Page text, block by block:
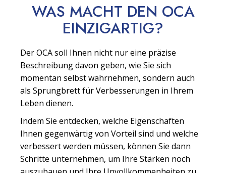
WAS MACHT DEN OCA
EINZIGARTIG?
Der OCA soll Ihnen nicht nur eine präzise
Beschreibung davon geben, wie Sie sich
momentan selbst wahrnehmen, sondern auch
als Sprungbrett für Verbesserungen in Ihrem
Leben dienen.
Indem Sie entdecken, welche Eigenschaften
Ihnen gegenwärtig von Vorteil sind und welche
verbessert werden müssen, können Sie dann
Schritte unternehmen, um Ihre Stärken noch